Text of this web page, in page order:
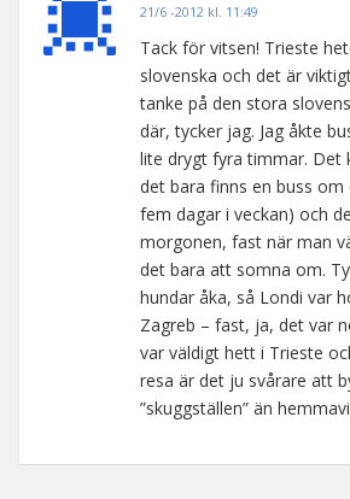
21/6 -2012 kl. 11:49
Tack för vitsen! Trieste
slovenska och det är
tanke på den stora
där, tycker jag. Jag åkte
lite drygt fyra timmar. Det
det bara finns en buss om
fem dagar i veckan) och
morgonen, fast när man
det bara att somna om.
hundar åka, så Londi var
Zagreb – fast, ja, det var
var väldigt hett i Trieste
resa är det ju svårare att
”skuggställen” än